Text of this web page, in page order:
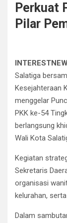
Perkuat
Pilar
Salatiga
Kesejahteraan
menggelar
PKK ke-54
berlangsung
Wali Kota
Kegiatan
Sekretaris
organisasi
kelurahan,
Dalam